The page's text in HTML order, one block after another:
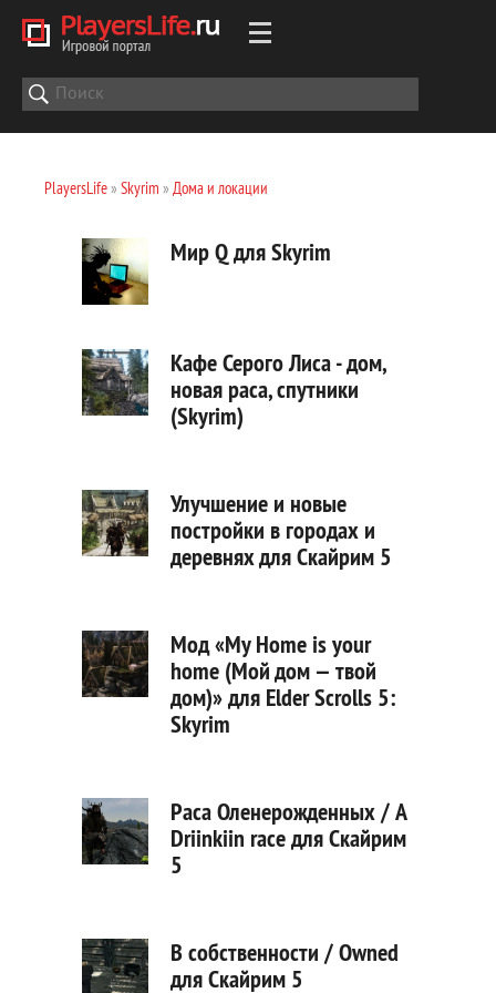
PlayersLife» Skyrim » Дома и локации
Мир Q для Skyrim
Кафе Серого Лиса - дом,
новая раса, спутники
(Skyrim)
Улучшение и новые
постройки в городах и
деревнях для Скайрим 5
Мод «My Home is your
home (Мой дом — твой
дом)» для Elder Scrolls 5:
Skyrim
Раса Оленерожденных / A
Driinkiin race для Скайрим
5
В собственности / Owned
для Скайрим 5